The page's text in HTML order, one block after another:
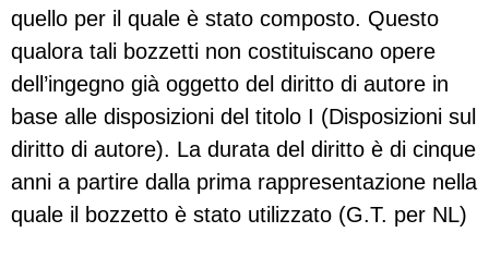
quello per il quale è stato composto. Questo
qualora tali bozzetti non costituiscano opere
dell’ingegno già oggetto del diritto di autore in
base alle disposizioni del titolo I (Disposizioni sul
diritto di autore). La durata del diritto è di cinque
anni a partire dalla prima rappresentazione nella
quale il bozzetto è stato utilizzato (G.T. per NL)